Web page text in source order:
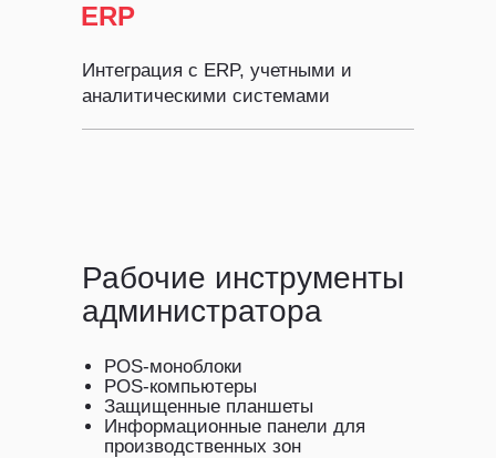
Интеграция с ERP, учетными и
аналитическими системами
ERP
Рабочие инструменты
администратора
POS-моноблоки
POS-компьютеры
Защищенные планшеты
Информационные панели для
производственных зон